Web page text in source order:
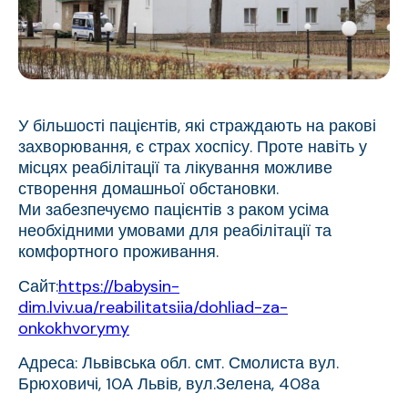
У більшості пацієнтів, які страждають на ракові
захворювання, є страх хоспісу. Проте навіть у
місцях реабілітації та лікування можливе
створення домашньої обстановки.
Ми забезпечуємо пацієнтів з раком усіма
необхідними умовами для реабілітації та
комфортного проживання.
Сайт:https://babysin-
dim.lviv.ua/reabilitatsiia/dohliad-za-
onkokhvorymy
Адреса: Львівська обл. смт. Смолиста вул.
Брюховичі, 10А Львів, вул.Зелена, 408а